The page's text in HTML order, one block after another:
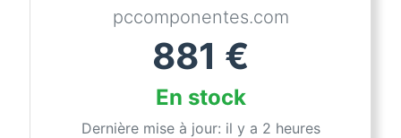
pccomponentes.com
881 €
En stock
Dernière mise à jour: il y a 2 heures